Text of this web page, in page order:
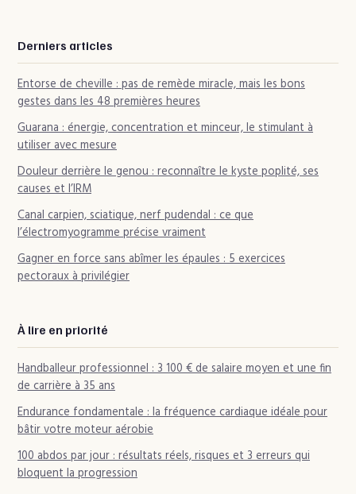
Derniers articles
Entorse de cheville : pas de remède miracle, mais les bons
gestes dans les 48 premières heures
Guarana : énergie, concentration et minceur, le stimulant à
utiliser avec mesure
Douleur derrière le genou : reconnaître le kyste poplité, ses
causes et l’IRM
Canal carpien, sciatique, nerf pudendal : ce que
l’électromyogramme précise vraiment
Gagner en force sans abîmer les épaules : 5 exercices
pectoraux à privilégier
À lire en priorité
Handballeur professionnel : 3 100 € de salaire moyen et une fin
de carrière à 35 ans
Endurance fondamentale : la fréquence cardiaque idéale pour
bâtir votre moteur aérobie
100 abdos par jour : résultats réels, risques et 3 erreurs qui
bloquent la progression